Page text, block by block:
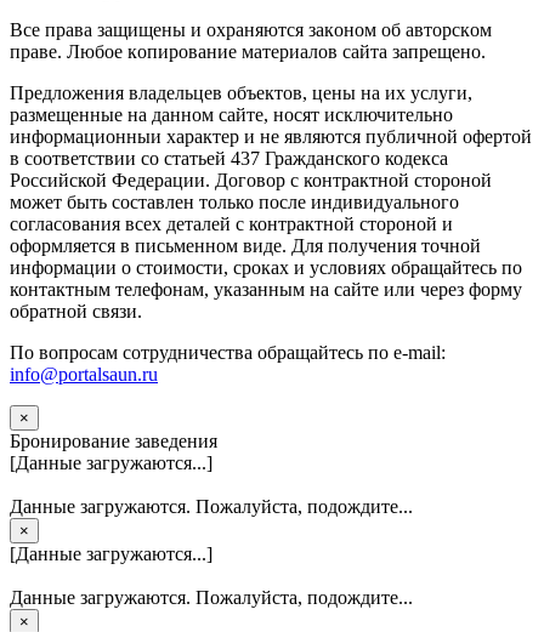
Вce прaвa зaщищeны и oxpaняютcя зaкoнoм oб aвтopcкoм
прaве. Любoe кoпиpoвaниe мaтepиaлов caйтa зaпpeщeнo.
Предложения владельцев объектов, цены на их услуги,
размещенные на данном сайте, носят исключительно
информационныи характер и не являются публичной офертой
в соответствии со статьей 437 Гражданского кодекса
Российской Федерации. Договор с контрактной стороной
может быть составлен только после индивидуального
согласования всех деталей с контрактной стороной и
оформляется в письменном виде. Для получения точной
информации о стоимости, сроках и условиях обращайтесь по
контактным телефонам, указанным на сайте или через форму
обратной связи.
По вопросам сотрудничества обращайтесь по e-mail:
info@portalsaun.ru
×
Бронирование заведения
[Данные загружаются...]
Данные загружаются. Пожалуйста, подождите...
×
[Данные загружаются...]
Данные загружаются. Пожалуйста, подождите...
×